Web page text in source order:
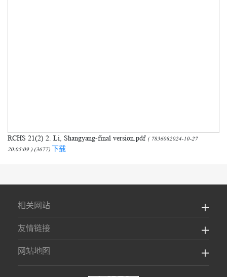
RCHS 21(2) 2. Li, Shangyang-final version.pdf ( 7836082024-10-27
20:05:09 ) (3677) 下载
相关网站
友情链接
网站地图